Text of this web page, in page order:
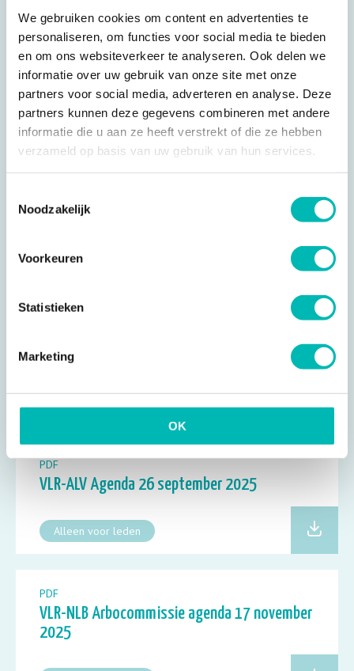
We gebruiken cookies om content en advertenties te
personaliseren, om functies voor social media te bieden
en om ons websiteverkeer te analyseren. Ook delen we
informatie over uw gebruik van onze site met onze
partners voor social media, adverteren en analyse. Deze
partners kunnen deze gegevens combineren met andere
informatie die u aan ze heeft verstrekt of die ze hebben
verzameld op basis van uw gebruik van hun services.
Noodzakelijk
Voorkeuren
Statistieken
Marketing
OK
PDF
VLR Technische Commissie verslag 25 februari
2026
Alleen voor leden
PDF
VLR-ALV Verslag 6 juni 2025
PDF
VLR-ALV Agenda 26 september 2025
Alleen voor leden
PDF
VLR-NLB Arbocommissie agenda 17 november
2025